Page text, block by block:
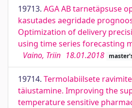
19713. AGA AB tarnetäpsuse
kasutades aegridade
Optimization of delivery
using time series forecasting
Vaino, Triin 18.01.2018
19714. Termolabiilsete
täiustamine. Improving the
temperature sensitive